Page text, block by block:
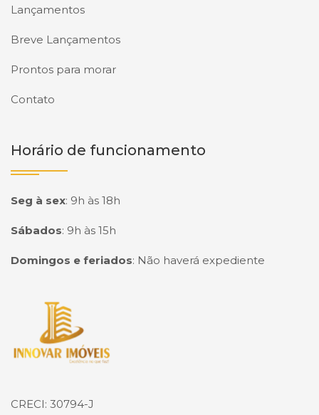
Lançamentos
Breve Lançamentos
Prontos para morar
Contato
Horário de funcionamento
Seg à sex: 9h às 18h
Sábados: 9h às 15h
Domingos e feriados: Não haverá expediente
Página inicial
CRECI: 30794-J